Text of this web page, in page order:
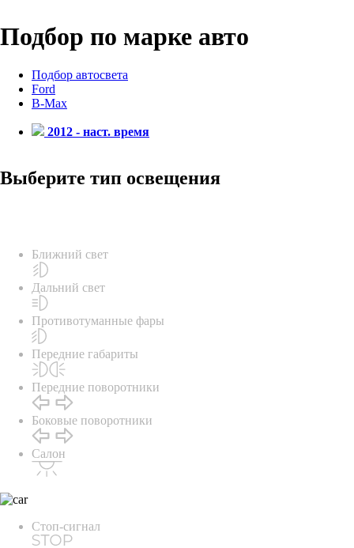
Подбор по марке авто
Подбор автосвета
Ford
B-Max
2012 - наст. время
Выберите тип освещения
Ближний свет
Дальний свет
Противотуманные фары
Передние габариты
Передние поворотники
Боковые поворотники
Салон
Стоп-сигнал